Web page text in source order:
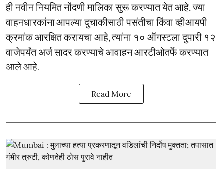
ही नवीन नियमित नोंदणी मालिका सुरू करण्यात येत आहे. ज्या
वाहनधारकांना आपल्या दुचाकीसाठी पसंतीचा किंवा व्हीआयपी
क्रमांक आरक्षित करायचा आहे, त्यांना १० ऑगस्टला दुपारी १२
वाजेपर्यंत अर्ज सादर करण्याचे आवाहन आरटीओतर्फे करण्यात
आले आहे.
Read More